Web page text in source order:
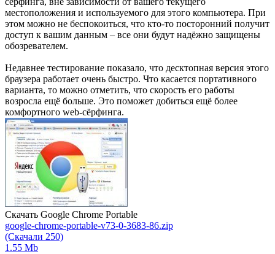
местоположения и используемого для этого компьютера. При
этом можно не беспокоиться, что кто-то посторонний получит
доступ к вашим данным – все они будут надёжно защищены
обозревателем.
Недавнее тестирование показало, что десктопная версия этого
браузера работает очень быстро. Что касается портативного
варианта, то можно отметить, что скорость его работы
возросла ещё больше. Это поможет добиться ещё более
комфортного web-сёрфинга.
Скачать Google Chrome Portable
google-chrome-portable-v73-0-3683-86.zip
(Скачали 250)
1.55 Mb